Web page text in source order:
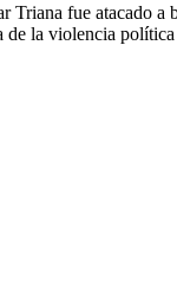
Triana fue atacado a
de la violencia